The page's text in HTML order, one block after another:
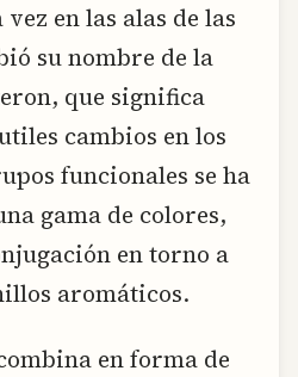
en las alas de las
su nombre de la
que significa
cambios en los
funcionales se ha
gama de colores,
en torno a
aromáticos.
en forma de